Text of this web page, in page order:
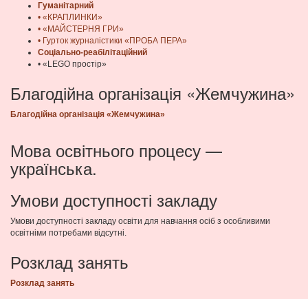
Гуманітарний
• «КРАПЛИНКИ»
• «МАЙСТЕРНЯ ГРИ»
• Гурток журналістики «ПРОБА ПЕРА»
Соціально-реабілітаційний
• «LEGO простір»
Благодійна організація «Жемчужина»
Благодійна організація «Жемчужина»
Мова освітнього процесу —
українська.
Умови доступності закладу
Умови доступності закладу освіти для навчання осіб з особливими
освітніми потребами відсутні.
Розклад занять
Розклад занять